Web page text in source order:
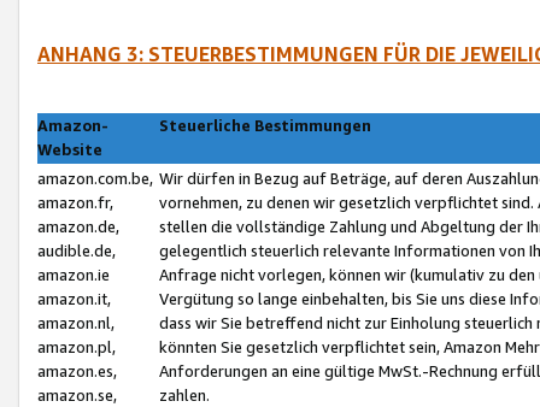
ANHANG 3: STEUERBESTIMMUNGEN FÜR DIE
Amazon-
Website
Steuerliche Bestimmungen
amazon.com.be,
amazon.fr,
amazon.de,
audible.de,
amazon.ie
amazon.it,
amazon.nl,
amazon.pl,
amazon.es,
amazon.se,
Wir dürfen in Bezug auf Beträge, auf deren
vornehmen, zu denen wir gesetzlich verpflichtet
stellen die vollständige Zahlung und Abgeltung der
gelegentlich steuerlich relevante Informationen von
Anfrage nicht vorlegen, können wir (kumulativ zu
Vergütung so lange einbehalten, bis Sie uns diese
dass wir Sie betreffend nicht zur Einholung
könnten Sie gesetzlich verpflichtet sein, Amazon
Anforderungen an eine gültige MwSt.-Rechnung
zahlen.